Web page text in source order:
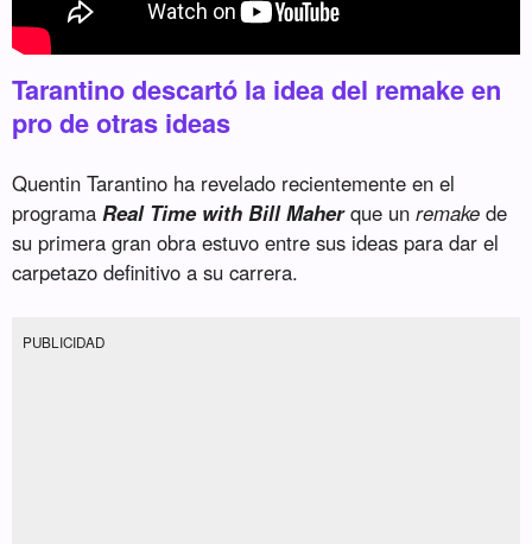
Tarantino descartó la idea del remake en
pro de otras ideas
Quentin Tarantino ha revelado recientemente en el
programaReal Time with Bill Maherque unremake de
su primera gran obra estuvo entre sus ideas para dar el
carpetazo definitivo a su carrera.
PUBLICIDAD